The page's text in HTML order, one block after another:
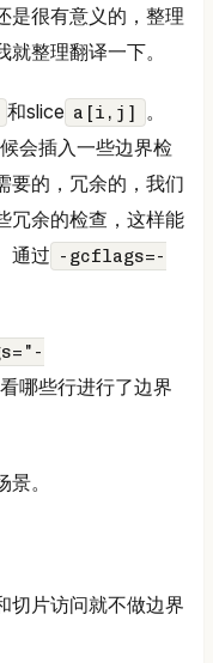
是很有意义的，整理
整理翻译一下。
和slice a[i,j]
。
会插入一些边界检
要的，冗余的，我们
冗余的检查，这样能
通过 -gcflags=-
哪些行进行了边界
。
切片访问就不做边界